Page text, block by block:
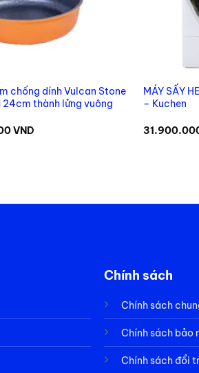
chống dính Vulcan Stone
24cm thành lửng vuông
VND
MÁY SẤY
– Kuchen
Chính sách
Chính sách
Chính sách bảo
Chính sách đổi